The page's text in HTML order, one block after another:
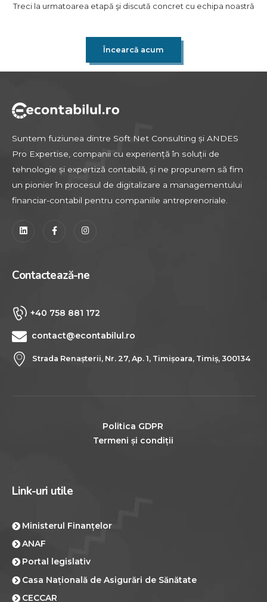
Treci la urmatoarea etapă şi discută concret cu echipa noastră
Încearcă acum
Suntem fuziunea dintre Soft Net Consulting și ANDES
Pro Expertise, companii cu experiență în soluții de
tehnologie și expertiză contabilă, și ne propunem să fim
un pionier în procesul de digitalizare a managementului
financiar-contabil pentru companiile antreprenoriale.
Contactează-ne
+40 758 881 172
contact@econtabilul.ro
Strada Renașterii, Nr. 27, Ap. 1, Timișoara, Timiș, 300134
Politica GDPR
Termeni și condiții
Link-uri utile
Ministerul Finanțelor
ANAF
Portal legislativ
Casa Națională de Asigurări de Sănătate
CECCAR